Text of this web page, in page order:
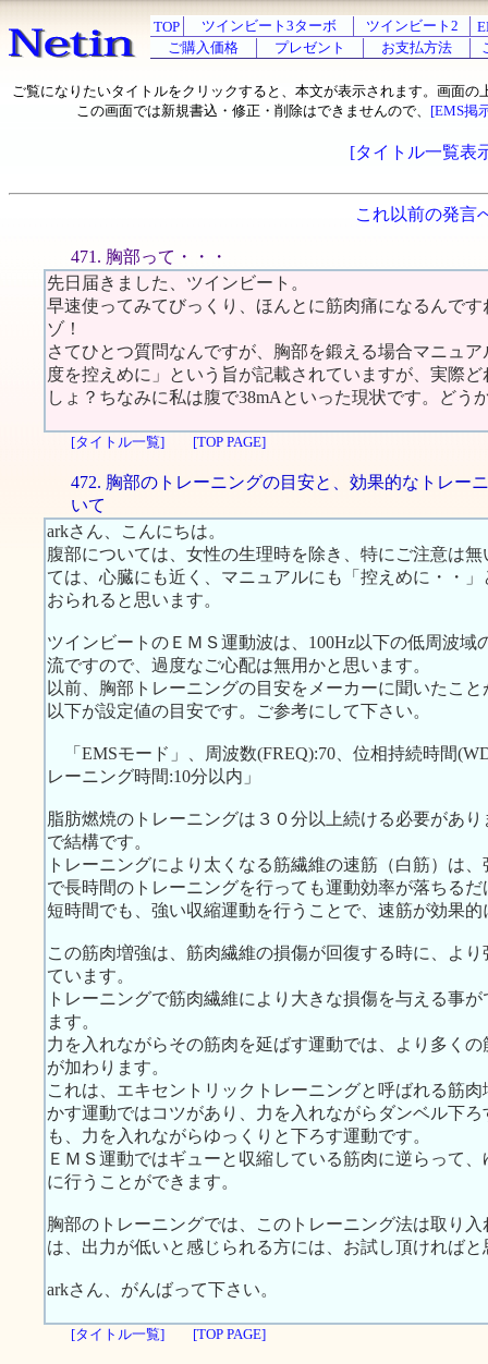
TOP ツインビート3ターボ ツインビート2
ご購入価格
プレゼント お支払方法
ご覧になりたいタイトルをクリックすると、本文が表示されます。画面の
この画面では新規書込・修正・削除はできませんので、 [EMS掲
[タイトル一覧表
これ以前の発言
471. 胸部って・・・
先日届きました、ツインビート。
早速使ってみてびっくり、ほんとに筋肉痛になるんで
ゾ！
さてひとつ質問なんですが、胸部を鍛える場合マニュ
度を控えめに」という旨が記載されていますが、実際
しょ？ちなみに私は腹で38mAといった現状です。どう
[タイトル一覧] [TOP PAGE]
472. 胸部のトレーニングの目安と、効果的なトレー
いて
arkさん、こんにちは。
腹部については、女性の生理時を除き、特にご注意は
ては、心臓にも近く、マニュアルにも「控えめに・・
おられると思います。
ツインビートのＥＭＳ運動波は、100Hz以下の低周波
流ですので、過度なご心配は無用かと思います。
以前、胸部トレーニングの目安をメーカーに聞いたこ
以下が設定値の目安です。ご参考にして下さい。
「EMSモード」、周波数(FREQ):70、位相持続時間
レーニング時間:10分以内」
脂肪燃焼のトレーニングは３０分以上続ける必要があ
で結構です。
トレーニングにより太くなる筋繊維の速筋（白筋）は
で長時間のトレーニングを行っても運動効率が落ちるだ
短時間でも、強い収縮運動を行うことで、速筋が効果
この筋肉増強は、筋肉繊維の損傷が回復する時に、よ
ています。
トレーニングで筋肉繊維により大きな損傷を与える事
ます。
力を入れながらその筋肉を延ばす運動では、より多く
が加わります。
これは、エキセントリックトレーニングと呼ばれる筋
かす運動ではコツがあり、力を入れながらダンベル下
も、力を入れながらゆっくりと下ろす運動です。
ＥＭＳ運動ではギューと収縮している筋肉に逆らって
に行うことができます。
胸部のトレーニングでは、このトレーニング法は取り
は、出力が低いと感じられる方には、お試し頂ければと
arkさん、がんばって下さい。
[タイトル一覧] [TOP PAGE]